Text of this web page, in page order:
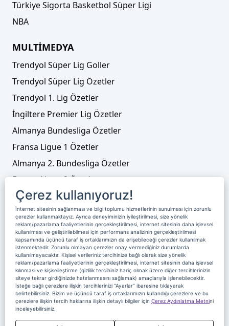
Türkiye Sigorta Basketbol Süper Ligi
NBA
MULTİMEDYA
Trendyol Süper Lig Goller
Trendyol Süper Lig Özetler
Trendyol 1. Lig Özetler
İngiltere Premier Lig Özetler
Almanya Bundesliga Özetler
Fransa Ligue 1 Özetler
Almanya 2. Bundesliga Özetler
Fransa Ligue 2 Özetler
Tenis
Video Liste
Foto Galeriler
Üyelik Yayın Akışı Reklam
Site Sözleşmesi
Künye ve İletişim
Çerez Politikası
Çerez Yönetimi
Veri Sahibi Başvuru Formu
Nereden İzlerim
Copyright 2020 Digiturk Bu siteyi kullanarak sözleşmeyi kabul etmiş
Çerez kullanıyoruz!
İnternet sitesinin sağlanması ve bilgi toplumu hizmetlerinin sunulması için zorunlu
çerezler kullanmaktayız. Ayrıca deneyiminizin iyileştirilmesi, size yönelik
reklam/pazarlama faaliyetlerinin gerçekleştirilmesi, internet sitesinin daha işlevsel
kullanılması ve geliştirilebilmesi için performans analizinin gerçekleştirilmesi
kapsamında üçüncü taraf iş ortaklarımızın da erişebileceği çerezler kullanılmak
istenmektedir. Zorunlu olmayan çerezler onay vermediğiniz durumlarda
kullanılmayacaktır. Kişisel verileriniz tercihinize bağlı olarak size yönelik
reklam/pazarlama faaliyetlerinin gerçekleştirilmesi, internet sitesinin daha işlevsel
kılınması ve kişiselleştirme (gizlilik tercihiniz hariç olmak üzere diğer tercihlerinizin
siteye tekrar girdiğinizde hatırlanmasını sağlamak) amaçlarıyla işlenebilecektir.
İsteğe bağlı çerezlere ilişkin tercihlerinizi “Ayarlar” ibaresine tıklayarak
belirtebilirsiniz. Bizim ve üçüncü taraf iş ortaklarımızın kullandığı çerezlere ve bu
çerezlere ilişkin tercih haklarına ilişkin detaylı bilgiler için Çerez Aydınlatma Metnini
inceleyebilirsiniz.